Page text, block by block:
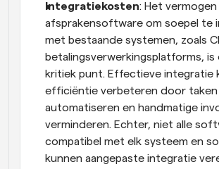
Integratiekosten: Het vermogen
afsprakensoftware om soepel te
met bestaande systemen, zoals
betalingsverwerkingsplatforms, is
kritiek punt. Effectieve integratie
efficiëntie verbeteren door
automatiseren en handmatige
verminderen. Echter, niet alle
compatibel met elk systeem en
kunnen aangepaste integratie